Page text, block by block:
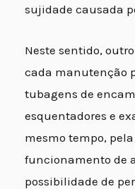
sujidade causada
Neste sentido,
cada manutenção
tubagens de
esquentadores e
mesmo tempo,
funcionamento de
possibilidade de